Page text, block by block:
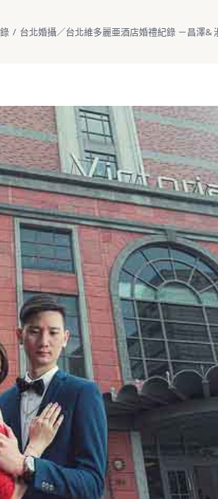
/ 台北婚攝／台北維多麗亜酒店婚禮紀錄 －昌澤&